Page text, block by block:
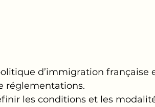
d’immigration française
réglementations.
les conditions et les